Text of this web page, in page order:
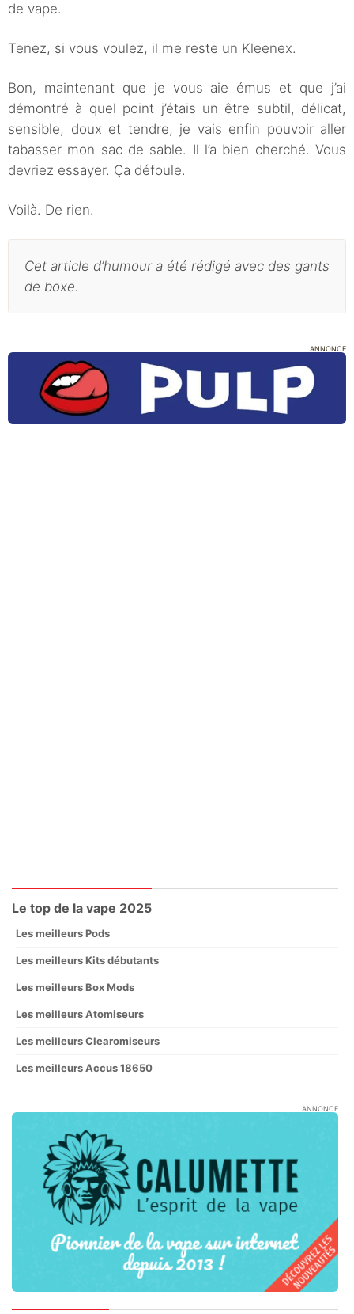
de vape.
Tenez, si vous voulez, il me reste un Kleenex.
Bon, maintenant que je vous aie émus et que j’ai
démontré à quel point j’étais un être subtil, délicat,
sensible, doux et tendre, je vais enfin pouvoir aller
tabasser mon sac de sable. Il l’a bien cherché. Vous
devriez essayer. Ça défoule.
Voilà. De rien.
Cet article d’humour a été rédigé avec des gants
de boxe.
ANNONCE
Le top de la vape 2025
Les meilleurs Pods
Les meilleurs Kits débutants
Les meilleurs Box Mods
Les meilleurs Atomiseurs
Les meilleurs Clearomiseurs
Les meilleurs Accus 18650
ANNONCE